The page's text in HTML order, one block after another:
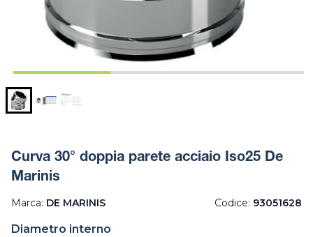
Curva 30° doppia parete acciaio Iso25 De
Marinis
Marca: DE MARINIS Codice: 93051628
Diametro interno